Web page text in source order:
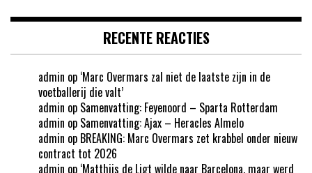
RECENTE REACTIES
admin op ‘Marc Overmars zal niet de laatste zijn in de
voetballerij die valt’
admin op Samenvatting: Feyenoord – Sparta Rotterdam
admin op Samenvatting: Ajax – Heracles Almelo
admin op BREAKING: Marc Overmars zet krabbel onder nieuw
contract tot 2026
admin op ‘Matthijs de Ligt wilde naar Barcelona, maar werd